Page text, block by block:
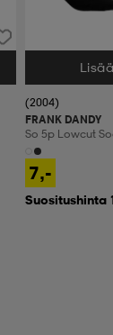
Valitse Koko
(2004)
FRANK DANDY
So 5p Lowcut
7,-
Suositushinta